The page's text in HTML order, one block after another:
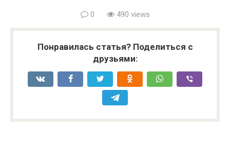
0 490 views
Понравилась статья? Поделиться с
друзьями: